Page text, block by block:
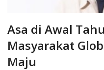
Asa di Awal
Masyarakat
Maju